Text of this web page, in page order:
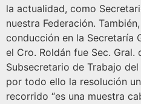
la actualidad, como
nuestra Federación.
conducción en la Secretaría
el Cro. Roldán fue Sec. Gral.
Subsecretario de Trabajo
por todo ello la resolución
recorrido “es una muestra